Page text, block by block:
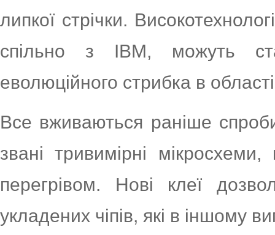
липкої стрічки.
спільно з IBM, можуть
еволюційного стрибка в
Все вживаються раніше
звані тривимірні
перегрівом. Нові клеї
укладених чіпів, які в іншому